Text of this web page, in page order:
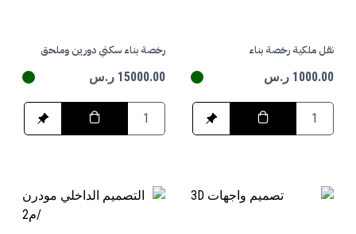
نقل ملكية رخصة بناء
1000.00 ر.س
رخصة بناء سكني دورين وملحق
15000.00 ر.س